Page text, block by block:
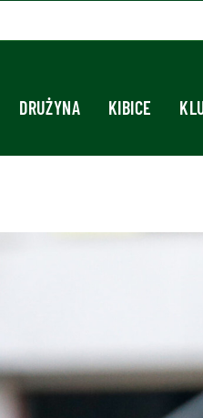
DRUŻYNA KIBICE